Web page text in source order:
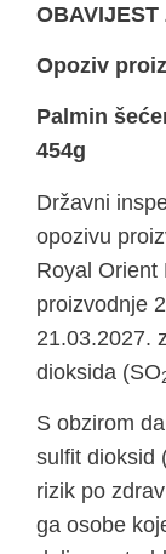
OBAVIJEST
Opoziv
Palmin
454g
Državni
opozivu
Royal Orient
proizvodnje
21.03.2027.
dioksida (SO
S obzirom
sulfit dioksid
rizik po
ga osobe